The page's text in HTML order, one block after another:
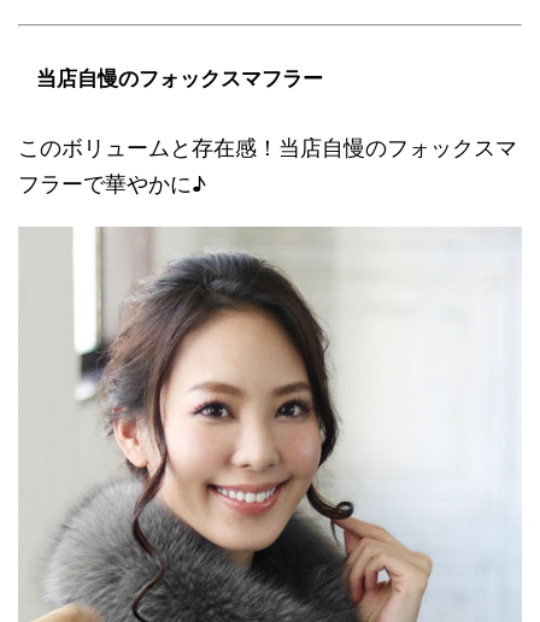
当店自慢のフォックスマフラー
このボリュームと存在感！当店自慢のフォックスマ
フラーで華やかに♪